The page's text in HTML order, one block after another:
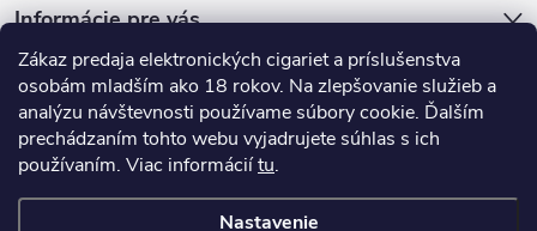
Zákaz predaja elektronických cigariet a príslušenstva
osobám mladším ako 18 rokov. Na zlepšovanie služieb a
analýzu návštevnosti používame súbory cookie. Ďalším
prechádzaním tohto webu vyjadrujete súhlas s ich
používaním. Viac informáciítu.
Nastavenie
Informácie pre vás
Nákupný košík
0 KS /€0